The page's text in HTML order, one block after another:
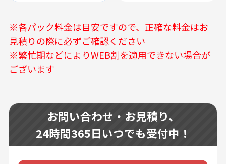
※各パック料金は目安ですので、正確な料金はお
見積りの際に必ずご確認ください
※繁忙期などによりWEB割を適用できない場合が
ございます
お問い合わせ・お見積り、
24時間365日いつでも受付中！